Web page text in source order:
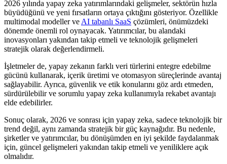
2026 yılında yapay zeka yatırımlarındaki gelişmeler, sektörün hızla
büyüdüğünü ve yeni fırsatların ortaya çıktığını gösteriyor. Özellikle
multimodal modeller ve AI tabanlı SaaS çözümleri, önümüzdeki
dönemde önemli rol oynayacak. Yatırımcılar, bu alandaki
inovasyonları yakından takip etmeli ve teknolojik gelişmeleri
stratejik olarak değerlendirmeli.
İşletmeler de, yapay zekanın farklı veri türlerini entegre edebilme
gücünü kullanarak, içerik üretimi ve otomasyon süreçlerinde avantaj
sağlayabilir. Ayrıca, güvenlik ve etik konularını göz ardı etmeden,
sürdürülebilir ve sorumlu yapay zeka kullanımıyla rekabet avantajı
elde edebilirler.
Sonuç olarak, 2026 ve sonrası için yapay zeka, sadece teknolojik bir
trend değil, aynı zamanda stratejik bir güç kaynağıdır. Bu nedenle,
şirketler ve yatırımcılar, bu dönüşümden en iyi şekilde faydalanmak
için, güncel gelişmeleri yakından takip etmeli ve yeniliklere açık
olmalıdır.